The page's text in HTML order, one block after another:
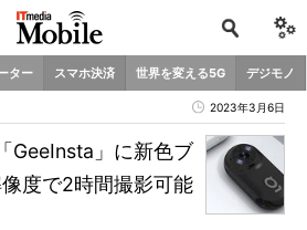
ター スマホ決済 世界を変える5G デジモノ
2023年3月6日
GeeInsta」に新色ブ
度で2時間撮影可能